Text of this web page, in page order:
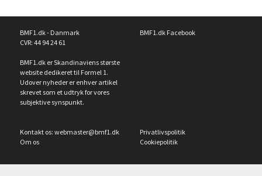
BMF1.dk - Danmark
CVR: 44 94 24 61
BMF1.dk er Skandinaviens største
website dedikeret til Formel 1.
Udover nyheder er enhver artikel
skrevet som et udtryk for vores
subjektive synspunkt.
BMF1.dk Facebook
Kontakt os: webmaster@bmf1.dk
Om os
Privatlivspolitik
Cookiepolitik